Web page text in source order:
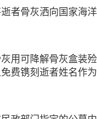
者骨灰洒向国家海
用可降解骨灰盒装
费镌刻逝者姓名作